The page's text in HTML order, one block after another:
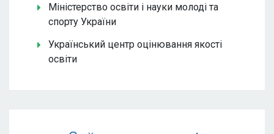
Міністерство освіти і науки молоді та
спорту України
Український центр оцінювання якості
освіти